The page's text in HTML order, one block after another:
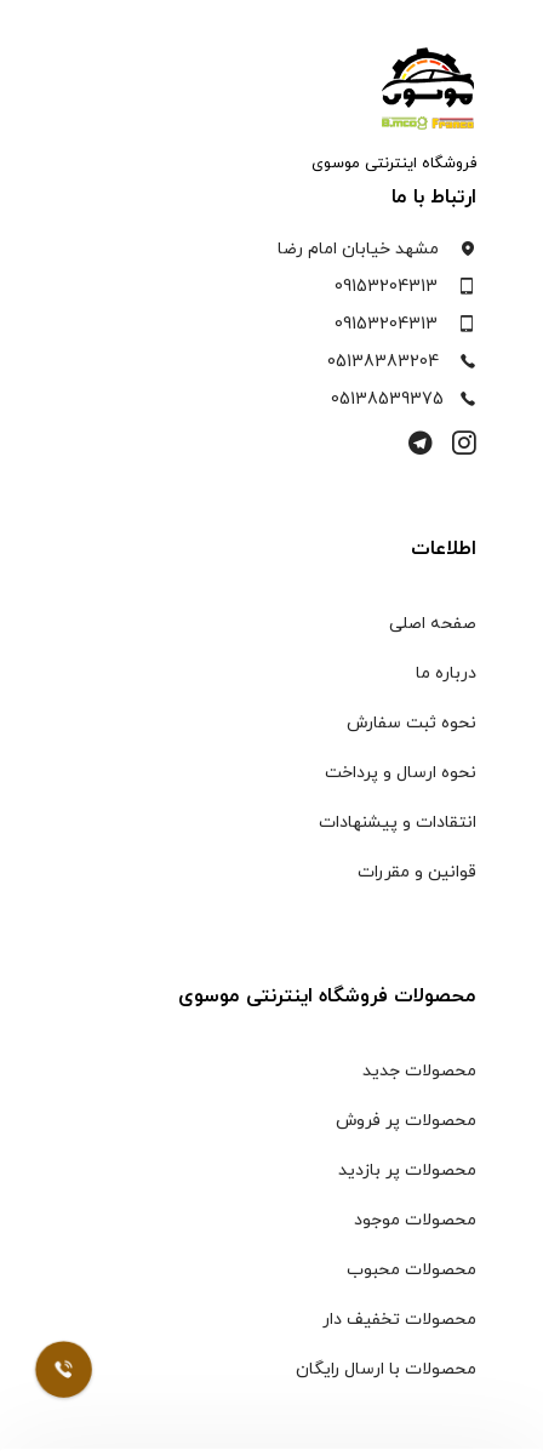
فروشگاه اینترنتی موسوی
ارتباط با ما
مشهد خیابان امام رضا
09153204313
09153204313
05138383204
05138539375
اطلاعات
صفحه اصلی
درباره ما
نحوه ثبت سفارش
نحوه ارسال و پرداخت
انتقادات و پیشنهادات
قوانین و مقررات
محصولات فروشگاه اینترنتی موسوی
محصولات جدید
محصولات پر فروش
محصولات پر بازدید
محصولات موجود
محصولات محبوب
محصولات تخفیف دار
محصولات با ارسال رایگان